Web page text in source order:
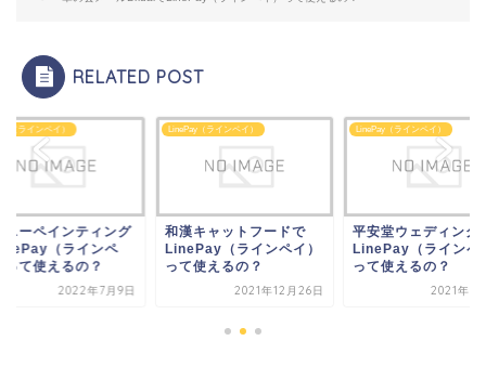
RELATED POST
（ラインペイ）
キャットフードで
（ラインペイ）
使えるの？
2021年12月26日
LinePay（ラインペイ）
平安堂ウェディングで
LinePay（ラインペイ）
って使えるの？
2021年10月7日
LinePay（ラインペイ）
ボタニーペインティ
でLinePay（ライン
イ）って使えるの？
2022年7